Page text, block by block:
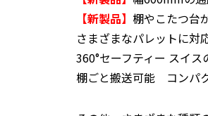
【新製品】 棚やこたつ台
さまざまなパレットに
360°セーフティー スイ
棚ごと搬送可能 コンパ